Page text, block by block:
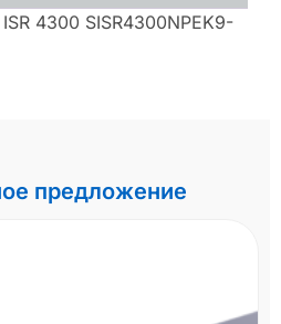
4300 SISR4300NPEK9-
предложение